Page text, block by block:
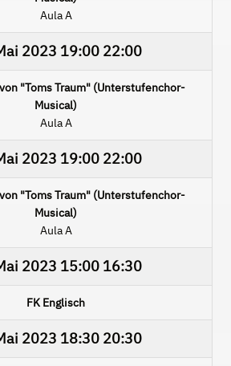
Aula A
2023 19:00 22:00
"Toms Traum" (Unterstufenchor-
Musical)
Aula A
2023 19:00 22:00
"Toms Traum" (Unterstufenchor-
Musical)
Aula A
2023 15:00 16:30
FK Englisch
2023 18:30 20:30